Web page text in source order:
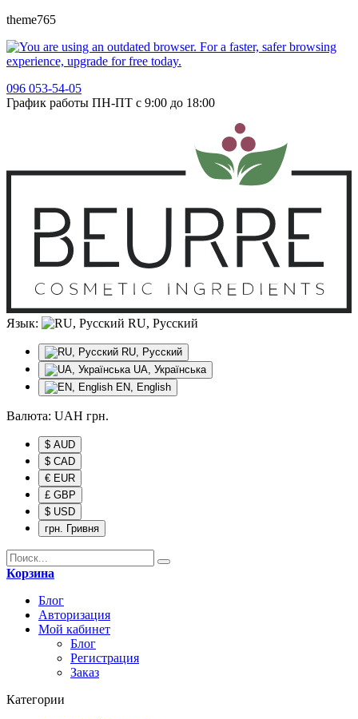
theme765
096 053-54-05
График работы ПН-ПТ с 9:00 до 18:00
Язык: RU, Русский
RU, Русский
UA, Українська
EN, English
Валюта: UAH грн.
$ AUD
$ CAD
€ EUR
£ GBP
$ USD
грн. Гривня
Корзина
Блог
Авторизация
Мой кабинет
Блог
Регистрация
Заказ
Категории